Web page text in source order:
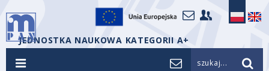
JEDNOSTKA NAUKOWA KATEGORII A+
szukaj...